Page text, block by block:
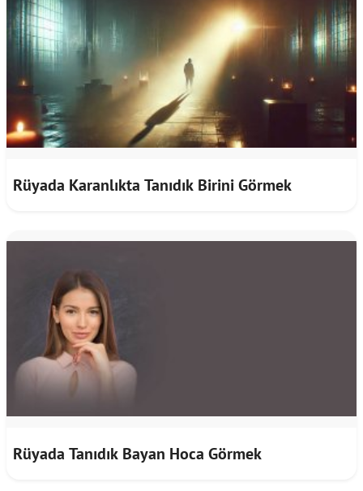
Rüyada Karanlıkta Tanıdık Birini Görmek
Rüyada Tanıdık Bayan Hoca Görmek